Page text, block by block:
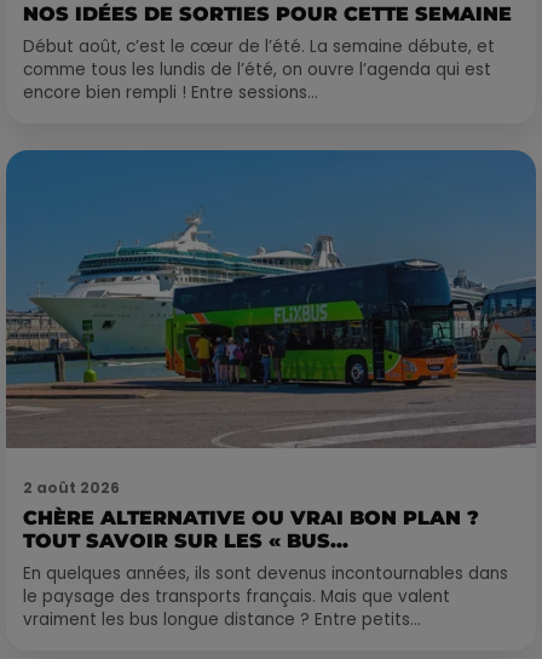
NOS IDÉES DE SORTIES POUR CETTE SEMAINE
Début août, c’est le cœur de l’été. La semaine débute, et
comme tous les lundis de l’été, on ouvre l’agenda qui est
encore bien rempli ! Entre sessions...
2 août 2026
CHÈRE ALTERNATIVE OU VRAI BON PLAN ?
TOUT SAVOIR SUR LES « BUS...
En quelques années, ils sont devenus incontournables dans
le paysage des transports français. Mais que valent
vraiment les bus longue distance ? Entre petits...